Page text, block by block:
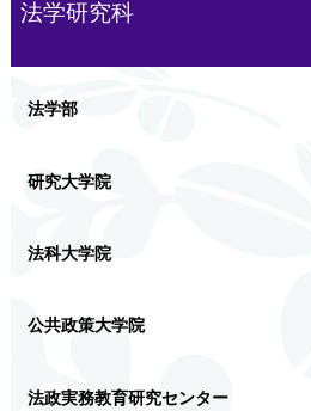
法学研究科
法学部
研究大学院
法科大学院
公共政策大学院
法政実務教育研究センター